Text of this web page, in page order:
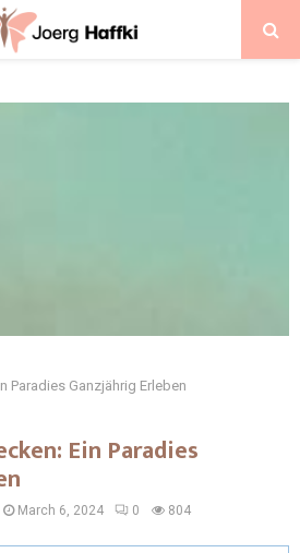
Paradies Ganzjährig Erleben
Ein Paradies
March 6, 2024 0 804